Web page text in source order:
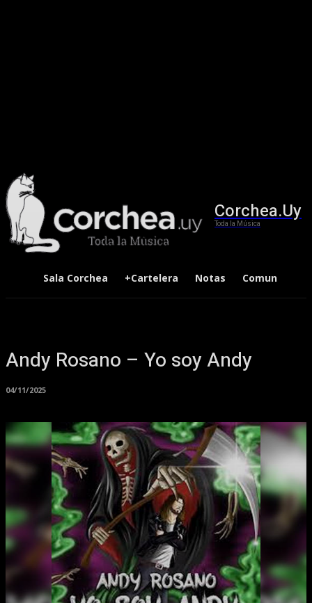
Corchea.Uy
Toda la Música
Sala Corchea +Cartelera Notas Comunidad
Andy Rosano – Yo soy Andy
04/11/2025